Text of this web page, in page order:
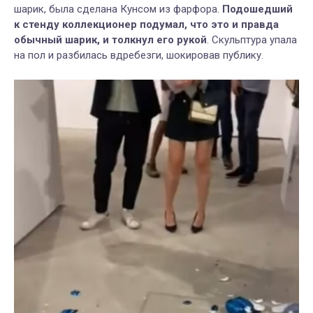
шарик, была сделана Кунсом из фарфора. Подошедший
к стенду коллекционер подумал, что это и правда
обычный шарик, и толкнул его рукой. Скульптура упала
на пол и разбилась вдребезги, шокировав публику.